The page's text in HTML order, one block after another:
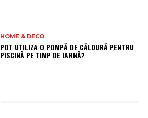
HOME & DECO
POT UTILIZA O POMPĂ DE CĂLDURĂ PENTRU
PISCINĂ PE TIMP DE IARNĂ?